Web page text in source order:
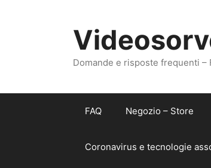
Domande e risposte frequenti
FAQ Negozio – Store
Coronavirus e tecnologie